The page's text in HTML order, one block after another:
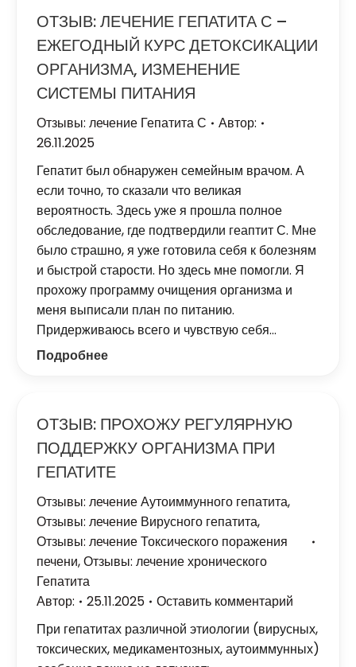
ОТЗЫВ: ЛЕЧЕНИЕ ГЕПАТИТА С –
ЕЖЕГОДНЫЙ КУРС ДЕТОКСИКАЦИИ
ОРГАНИЗМА, ИЗМЕНЕНИЕ
СИСТЕМЫ ПИТАНИЯ
Отзывы: лечение Гепатита С
Автор:
26.11.2025
Гепатит был обнаружен семейным врачом. А
если точно, то сказали что великая
вероятность. Здесь уже я прошла полное
обследование, где подтвердили геаптит С. Мне
было страшно, я уже готовила себя к болезням
и быстрой старости. Но здесь мне помогли. Я
прохожу программу очищения организма и
меня выписали план по питанию.
Придерживаюсь всего и чувствую себя…
Подробнее
ОТЗЫВ: ПРОХОЖУ РЕГУЛЯРНУЮ
ПОДДЕРЖКУ ОРГАНИЗМА ПРИ
ГЕПАТИТЕ
Отзывы: лечение Аутоиммунного гепатита,
Отзывы: лечение Вирусного гепатита,
Отзывы: лечение Токсического поражения
печени,Отзывы: лечение хронического
Гепатита
Автор:
25.11.2025
Оставить комментарий
При гепатитах различной этиологии (вирусных,
токсических, медикаментозных, аутоиммунных)